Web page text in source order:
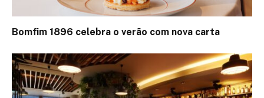
Bomfim 1896 celebra o verão com nova carta